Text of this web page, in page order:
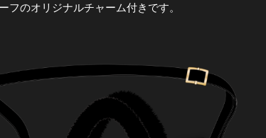
フのオリジナルチャーム付きです。